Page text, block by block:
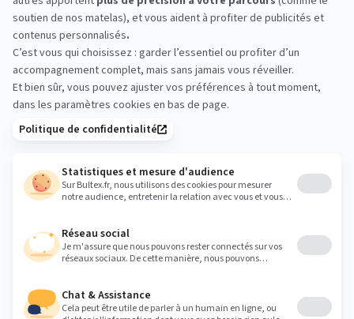
Venez comparer les sensations en magasin.
Allongez‑vous, changez de position, testez
plusieurs fermetés. Quelques minutes d’essai
aident à choisir le bon matelas.
calais@grandlitier.com
Lundi 14:00 - 19:00
Mardi 10:00 - 12:00 14:00 - 19:00
Jeudi 10:00 - 12:00 14:00 - 19:00
Samedi